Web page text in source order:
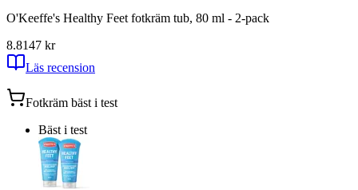
O'Keeffe's Healthy Feet fotkräm tub, 80 ml - 2-pack
8.8147 kr
Läs recension
Fotkräm bäst i test
Bäst i test